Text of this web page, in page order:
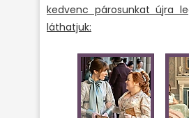
kedvenc párosunkat újra
láthatjuk: